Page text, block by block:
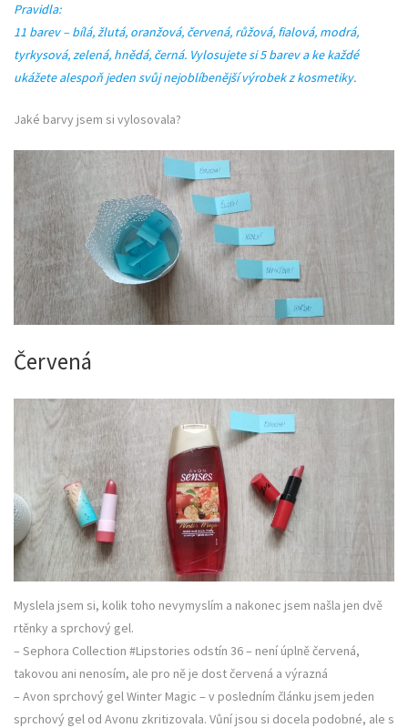
Pravidla:
11 barev – bílá, žlutá, oranžová, červená, růžová, fialová, modrá,
tyrkysová, zelená, hnědá, černá. Vylosujete si 5 barev a ke každé
ukážete alespoň jeden svůj nejoblíbenější výrobek z kosmetiky.
Jaké barvy jsem si vylosovala?
Červená
Myslela jsem si, kolik toho nevymyslím a nakonec jsem našla jen dvě
rtěnky a sprchový gel.
– Sephora Collection #Lipstories odstín 36 – není úplně červená,
takovou ani nenosím, ale pro ně je dost červená a výrazná
– Avon sprchový gel Winter Magic – v posledním článku jsem jeden
sprchový gel od Avonu zkritizovala. Vůní jsou si docela podobné, ale s